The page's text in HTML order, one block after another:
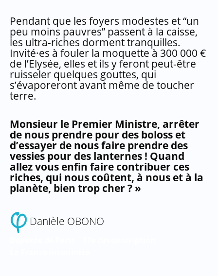
Pendant que les foyers modestes et “un
peu moins pauvres” passent à la caisse,
les ultra-riches dorment tranquilles.
Invité·es à fouler la moquette à 300 000 €
de l’Elysée, elles et ils y feront peut-être
ruisseler quelques gouttes, qui
s’évaporeront avant même de toucher
terre.
Monsieur le Premier Ministre, arrêter
de nous prendre pour des boloss et
d’essayer de nous faire prendre des
vessies pour des lanternes ! Quand
allez vous enfin faire contribuer ces
riches, qui nous coûtent, à nous et à la
planète, bien trop cher ? »
Danièle OBONO